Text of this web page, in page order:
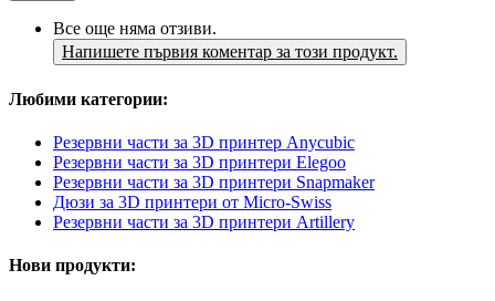
Все още няма отзиви.
Напишете първия коментар за този продукт.
Любими категории:
Резервни части за 3D принтер Anycubic
Резервни части за 3D принтери Elegoo
Резервни части за 3D принтери Snapmaker
Дюзи за 3D принтери от Micro-Swiss
Резервни части за 3D принтери Artillery
Нови продукти: